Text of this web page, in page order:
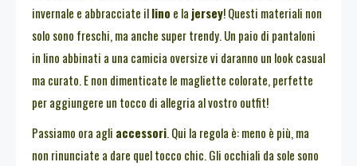
invernale e abbracciate illino e la jersey! Questi materiali non
solo sono freschi, ma anche super trendy. Un paio di pantaloni
in lino abbinati a una camicia oversize vi daranno un look casual
ma curato. E non dimenticate le magliette colorate, perfette
per aggiungere un tocco di allegria al vostro outfit!
Passiamo ora agli accessori. Qui la regola è: meno è più, ma
non rinunciate a dare quel tocco chic. Gli occhiali da sole sono